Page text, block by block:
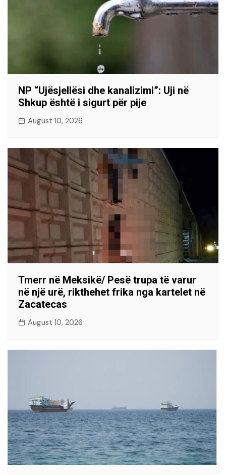
NP “Ujësjellësi dhe kanalizimi”: Uji në
Shkup është i sigurt për pije
August 10, 2026
Tmerr në Meksikë/ Pesë trupa të varur
në një urë, rikthehet frika nga kartelet në
Zacatecas
August 10, 2026